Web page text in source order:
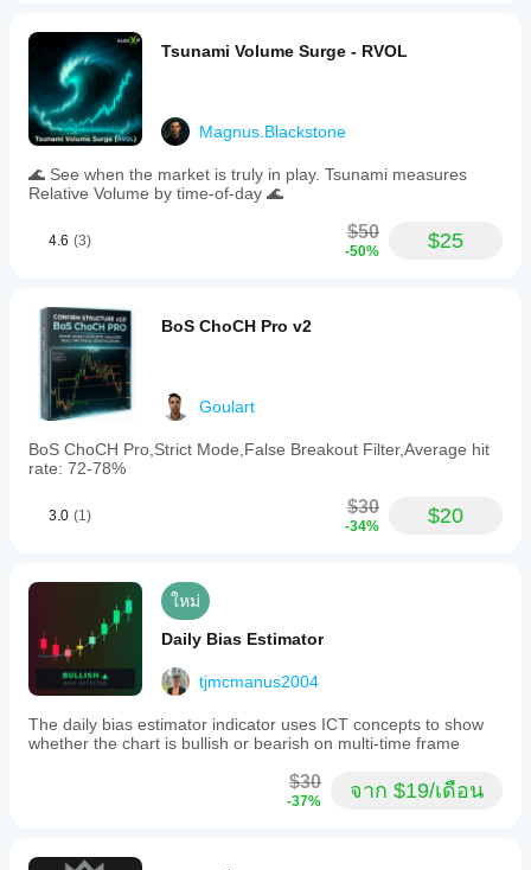
Tsunami Volume Surge - RVOL
Magnus.Blackstone
🌊 See when the market is truly in play. Tsunami measures
Relative Volume by time-of-day 🌊
4.6 (3) $50
-50% $25
BoS ChoCH Pro v2
Goulart
BoS ChoCH Pro,Strict Mode,False Breakout Filter,Average hit
rate: 72-78%
3.0 (1) $30
-34% $20
ใหม่
Daily Bias Estimator
tjmcmanus2004
The daily bias estimator indicator uses ICT concepts to show
whether the chart is bullish or bearish on multi-time frame
$30
-37% จาก $19/เดือน